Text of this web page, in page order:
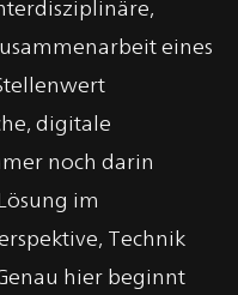
eines
digitale
noch darin
im
Technik
hier beginnt